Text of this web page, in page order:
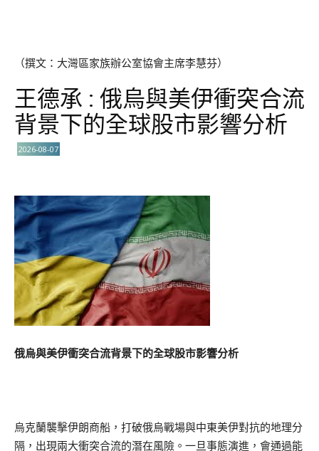
（撰文：大灣區家族辦公室協會主席李慧芬）
王德承 : 俄烏與美伊衝突合流
背景下的全球股市影響分析
2026-08-07
俄烏與美伊衝突合流背景下的全球股市影響分析
烏克蘭襲擊伊朗商船，打破俄烏戰場與中東美伊對抗的地理分
隔，出現兩大衝突合流的潛在風險。一旦事態演進，會通過能